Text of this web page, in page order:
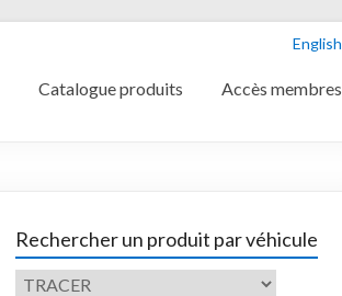
English
Catalogue produits Accès membres
Rechercher un produit par véhicule